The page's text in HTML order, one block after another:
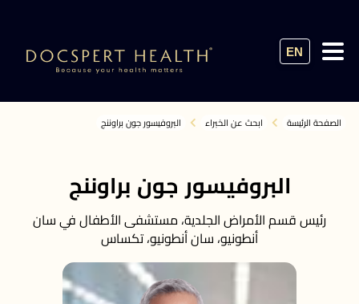
EN
الصفحة الرئيسة ابحث عن الخبراء البروفيسور جون براوننج
البروفيسور جون براوننج
رئيس قسم الأمراض الجلدية، مستشفى الأطفال في سان
أنطونيو، سان أنطونيو، تكساس